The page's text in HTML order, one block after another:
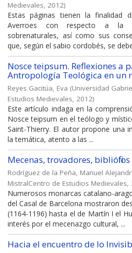
Medievales, 2012)
Estas páginas tienen la finalidad
Averroes con respecto a la
sobrenaturales, así como sus
que, según el sabio cordobés, se
Nosce teipsum. Reflexiones a
Antropología Teológica en un
Reyes Gacitúa, Eva (Universidad
Estudios Medievales, 2012)
Este artículo indaga en la
Nosce teipsum en el teólogo y
Saint-Thierry. El autor propone una
la temática, atento a las ...
Mecenas, trovadores,
Rodríguez de la Peña, Manuel
MistralCentro de Estudios Medievales,
Numerosos monarcas catalano-
del Casal de Barcelona mostraron
(1164-1196) hasta el de Martín I el
interés por el mecenazgo cultural, ...
Hacia el encuentro de lo